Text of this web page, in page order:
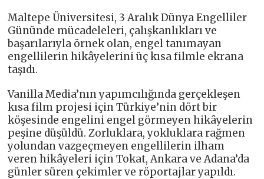
Maltepe Üniversitesi, 3 Aralık Dünya Engelliler
Gününde mücadeleleri, çalışkanlıkları ve
başarılarıyla örnek olan, engel tanımayan
engellilerin hikâyelerini üç kısa filmle ekrana
taşıdı.
Vanilla Media’nın yapımcılığında gerçekleşen
kısa film projesi için Türkiye’nin dört bir
köşesinde engelini engel görmeyen hikâyelerin
peşine düşüldü. Zorluklara, yokluklara rağmen
yolundan vazgeçmeyen engellilerin ilham
veren hikâyeleri için Tokat, Ankara ve Adana’da
günler süren çekimler ve röportajlar yapıldı.